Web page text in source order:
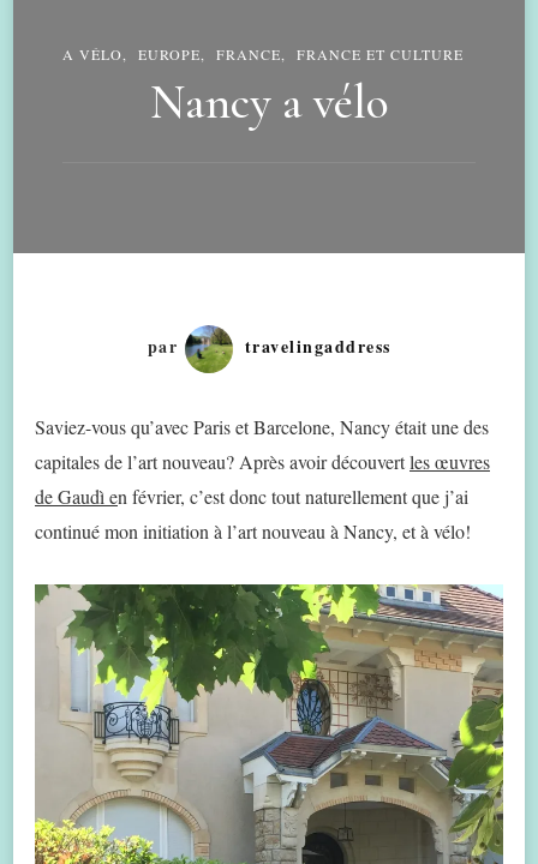
A VÉLO EUROPE FRANCE FRANCE ET CULTURE
Nancy a vélo
par travelingaddress
Saviez-vous qu’avec Paris et Barcelone, Nancy était une des
capitales de l’art nouveau? Après avoir découvertles œuvres
de Gaudì en février, c’est donc tout naturellement que j’ai
continué mon initiation à l’art nouveau à Nancy, et à vélo!